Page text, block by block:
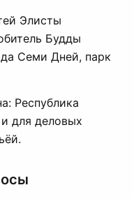
Элисты
Будды
Семи Дней, парк
Республика
для деловых